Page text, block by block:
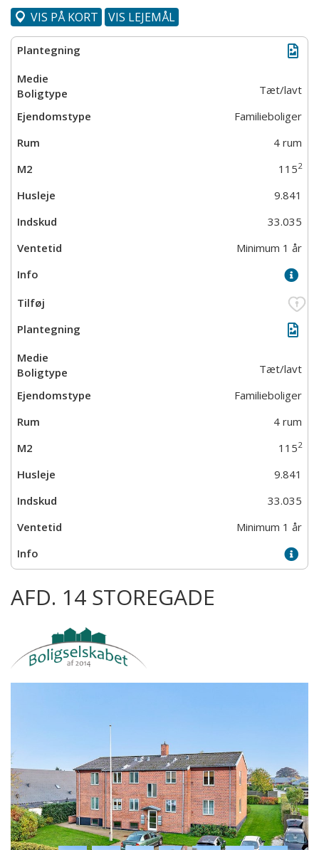
VIS PÅ KORT VIS LEJEMÅL
Tæt/lavt
Familieboliger
4 rum
1152
9.841
33.035
Minimum 1 år
Tæt/lavt
Familieboliger
4 rum
1152
9.841
33.035
Minimum 1 år
AFD. 14 STOREGADE